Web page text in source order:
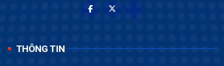
THÔNG TIN